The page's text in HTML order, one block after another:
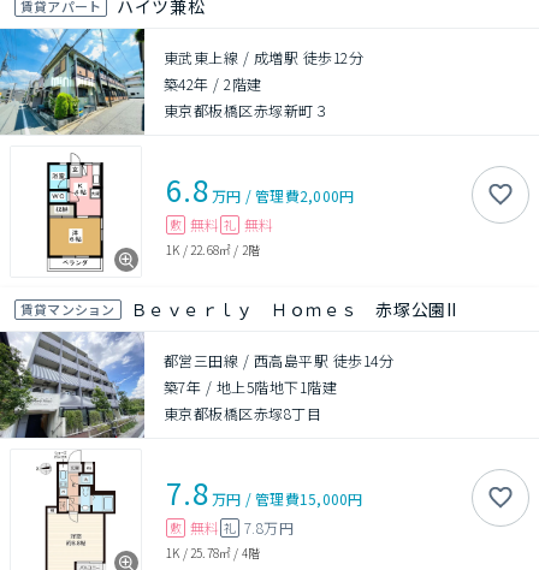
賃貸アパート ハイツ兼松
東武東上線 / 成増駅 徒歩12分
築42年 /2階建
東京都板橋区赤塚新町３
6.8万円 /管理費2,000円
敷 無料 礼 無料
1K / 22.68㎡ / 2階
賃貸マンション Ｂｅｖｅｒｌｙ Ｈｏｍｅｓ 赤塚公園II
都営三田線 / 西高島平駅 徒歩14分
築7年 / 地上5階地下1階建
東京都板橋区赤塚8丁目
7.8万円 /管理費15,000円
敷 無料 礼 7.8万円
1K / 25.78㎡ / 4階